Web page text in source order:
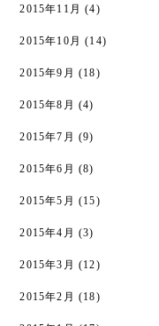
2015年11月 (4)
2015年10月 (14)
2015年9月 (18)
2015年8月 (4)
2015年7月 (9)
2015年6月 (8)
2015年5月 (15)
2015年4月 (3)
2015年3月 (12)
2015年2月 (18)